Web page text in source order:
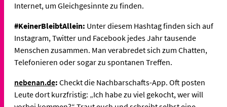
Internet, um Gleichgesinnte zu finden.
#KeinerBleibtAllein: Unter diesem Hashtag finden sich auf
Instagram, Twitter und Facebook jedes Jahr tausende
Menschen zusammen. Man verabredet sich zum Chatten,
Telefonieren oder sogar zu spontanen Treffen.
nebenan.de: Checkt die Nachbarschafts-App. Oft posten
Leute dort kurzfristig: „Ich habe zu viel gekocht, wer will